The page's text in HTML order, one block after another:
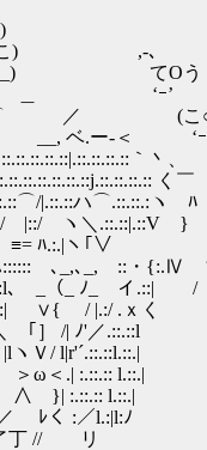
,-､
Oう
’
(こ○
.ー-＜ ‘ｰﾍ
｀丶、
く￣ じゃ
ヽ ﾊ 一緒
＼.::.::|.::V }
ヽ｢∨
_, ::・{:.Ⅳ
ﾉ_ イ.::| /
|.:/ .ｘく
/| ﾉ'／.::.::l
.| :.::.:: l.::.|
:.::.:: l.::.|
:／l.:|l:ﾉ
丁 // リ